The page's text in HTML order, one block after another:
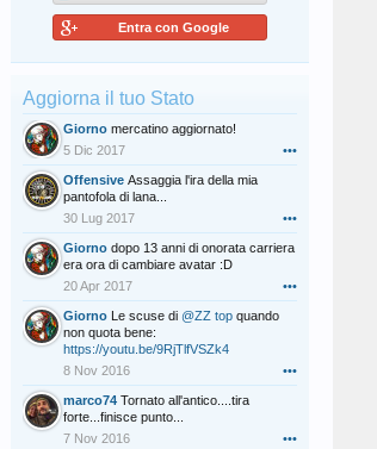
Entra con Google
Aggiorna il tuo Stato
Giorno mercatino aggiornato!
5 Dic 2017
•••
Offensive Assaggia l'ira della mia
pantofola di lana...
30 Lug 2017
•••
Giorno dopo 13 anni di onorata carriera
era ora di cambiare avatar :D
20 Apr 2017
•••
Giorno Le scuse di @ZZ top quando
non quota bene:
https://youtu.be/9RjTlfVSZk4
8 Nov 2016
•••
marco74 Tornato all'antico....tira
forte...finisce punto...
7 Nov 2016
•••